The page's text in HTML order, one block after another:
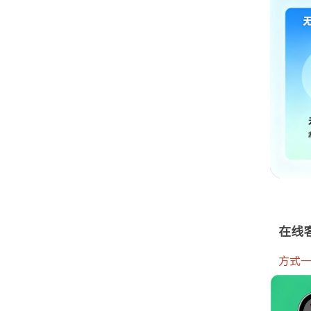
在线
方式